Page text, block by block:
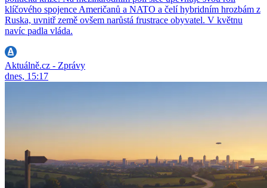
klíčového spojence Američanů a NATO a čelí hybridním hrozbám z
Ruska, uvnitř země ovšem narůstá frustrace obyvatel. V květnu
navíc padla vláda.
Aktuálně.cz - Zprávy
dnes, 15:17